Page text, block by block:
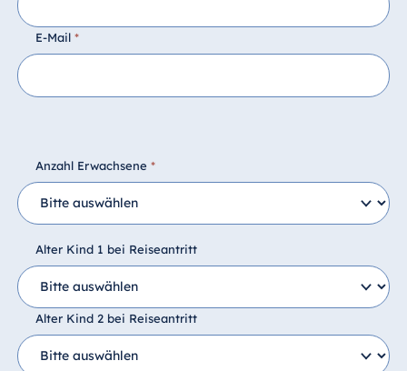
E-Mail *
Anzahl Erwachsene *
Alter Kind 1 bei Reiseantritt
Alter Kind 2 bei Reiseantritt